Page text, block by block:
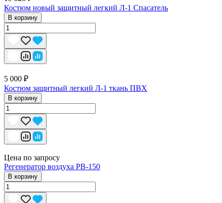
Костюм новый защитный легкий Л-1 Спасатель
В корзину
5 000 ₽
Костюм защитный легкий Л-1 ткань ПВХ
В корзину
Цена по запросу
Регенератор воздуха РВ-150
В корзину